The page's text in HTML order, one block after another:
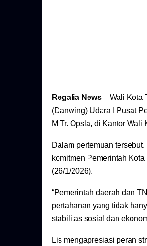
Regalia News – Wali Kota
(Danwing) Udara I Pusat
M.Tr. Opsla, di Kantor
Dalam pertemuan
komitmen Pemerintah
(26/1/2026).
“Pemerintah daerah dan
pertahanan yang tidak
stabilitas sosial dan
Lis mengapresiasi peran